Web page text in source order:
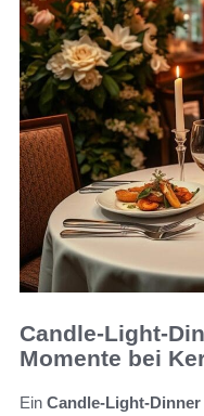
Candle-Light-
Momente bei
Ein Candle-Light-Dinner